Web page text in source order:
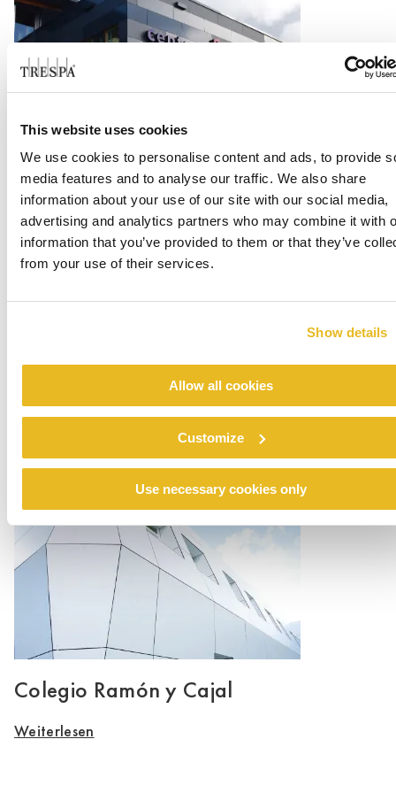
This website uses cookies
We use cookies to personalise content and ads, to provide
media features and to analyse our traffic. We also share
information about your use of our site with our social media,
advertising and analytics partners who may combine it with
information that you’ve provided to them or that they’ve
from your use of their services.
Show details
Allow all cookies
Customize
Use necessary cookies only
Office Centrada
Weiterlesen
Renovation emergency shelter Stein
Weiterlesen
Colegio Ramón y Cajal
Weiterlesen